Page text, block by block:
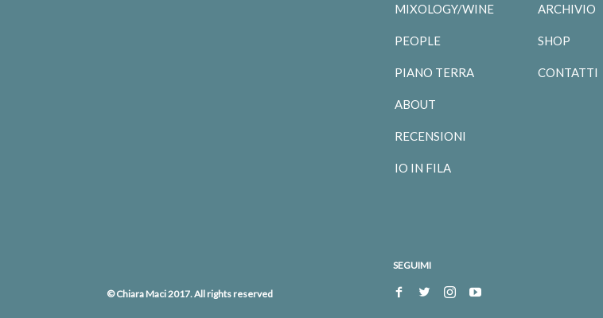
MIXOLOGY/WINE
PEOPLE
PIANO TERRA
ARCHIVIO
SHOP
CONTATTI
ABOUT
RECENSIONI
IO IN FILA
© Chiara Maci 2017. All rights reserved
SEGUIMI